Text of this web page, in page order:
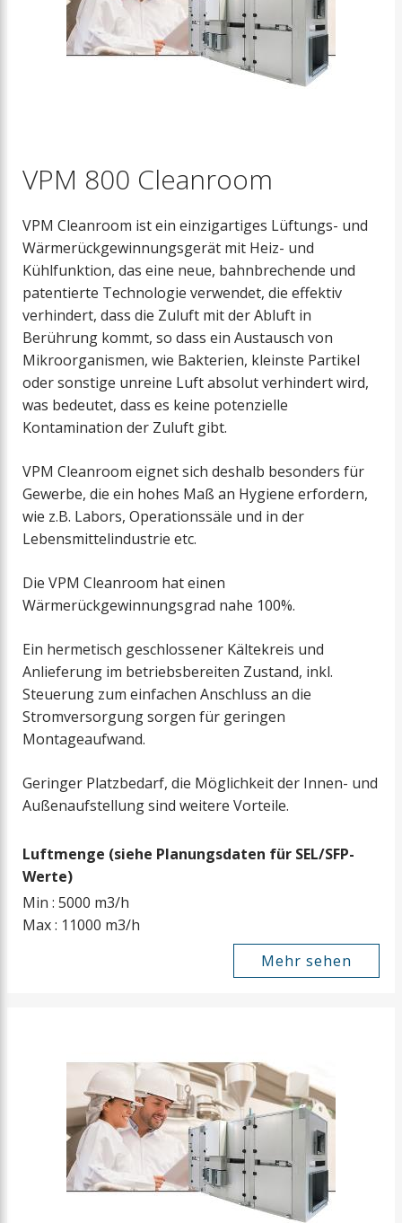
VPM 800 Cleanroom
VPM Cleanroom ist ein einzigartiges Lüftungs- und
Wärmerückgewinnungsgerät mit Heiz- und
Kühlfunktion, das eine neue, bahnbrechende und
patentierte Technologie verwendet, die effektiv
verhindert, dass die Zuluft mit der Abluft in
Berührung kommt, so dass ein Austausch von
Mikroorganismen, wie Bakterien, kleinste Partikel
oder sonstige unreine Luft absolut verhindert wird,
was bedeutet, dass es keine potenzielle
Kontamination der Zuluft gibt.
VPM Cleanroom eignet sich deshalb besonders für
Gewerbe, die ein hohes Maß an Hygiene erfordern,
wie z.B. Labors, Operationssäle und in der
Lebensmittelindustrie etc.
Die VPM Cleanroom hat einen
Wärmerückgewinnungsgrad nahe 100%.
Ein hermetisch geschlossener Kältekreis und
Anlieferung im betriebsbereiten Zustand, inkl.
Steuerung zum einfachen Anschluss an die
Stromversorgung sorgen für geringen
Montageaufwand.
Geringer Platzbedarf, die Möglichkeit der Innen- und
Außenaufstellung sind weitere Vorteile.
Luftmenge (siehe Planungsdaten für SEL/SFP-
Werte)
Min : 5000 m3/h
Max : 11000 m3/h
Mehr sehen